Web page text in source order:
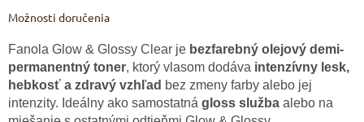
Možnosti doručenia
Fanola Glow & Glossy Clear je bezfarebný olejový demi-
permanentný toner, ktorý vlasom dodáva intenzívny lesk,
hebkosť a zdravý vzhľad bez zmeny farby alebo jej
intenzity. Ideálny ako samostatná gloss služba alebo na